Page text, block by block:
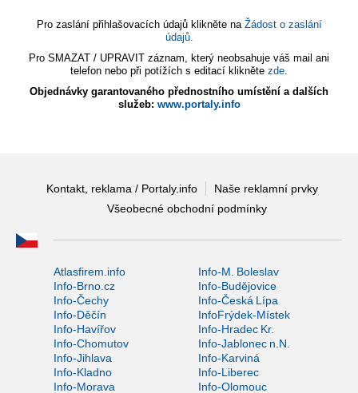
Pro zaslání přihlašovacích údajů klikněte na Žádost o zaslání
údajů.
Pro SMAZAT / UPRAVIT záznam, který neobsahuje váš mail ani
telefon nebo při potížích s editací klikněte zde.
Objednávky garantovaného přednostního umístění a dalších
služeb: www.portaly.info
Kontakt, reklama / Portaly.info
Naše reklamní prvky
Všeobecné obchodní podmínky
Atlasfirem.info
Info-M. Boleslav
Info-Brno.cz
Info-Budějovice
Info-Čechy
Info-Česká Lípa
Info-Děčín
InfoFrýdek-Místek
Info-Havířov
Info-Hradec Kr.
Info-Chomutov
Info-Jablonec n.N.
Info-Jihlava
Info-Karviná
Info-Kladno
Info-Liberec
Info-Morava
Info-Olomouc